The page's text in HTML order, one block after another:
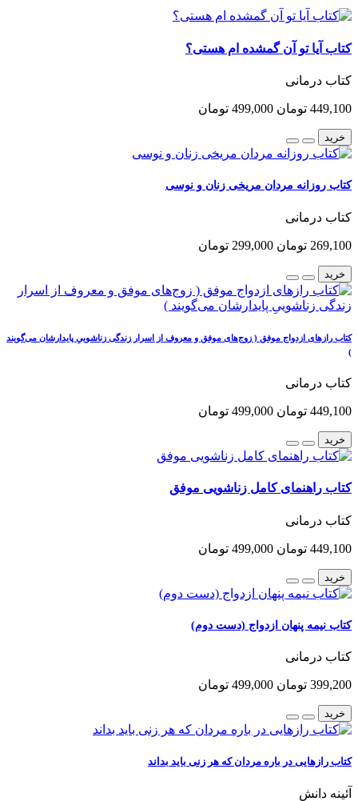
کتاب آیا تو آن گمشده ام هستی؟
کتاب درمانی
449,100 تومان 499,000 تومان
خرید
کتاب روزانه مردان مریخی زنان و نوسی
کتاب درمانی
269,100 تومان 299,000 تومان
خرید
کتاب رازهای ازدواج موفق ( زوج‌های موفق و معروف از اسرار زندگی زناشوییِ پایدارشان می‌گویند
)
کتاب درمانی
449,100 تومان 499,000 تومان
خرید
کتاب راهنمای کامل زناشویی موفق
کتاب درمانی
449,100 تومان 499,000 تومان
خرید
کتاب نیمه پنهان ازدواج (دست دوم)
کتاب درمانی
399,200 تومان 499,000 تومان
خرید
کتاب رازهایی در باره مردان که هر زنی باید بداند
آئینه دانش